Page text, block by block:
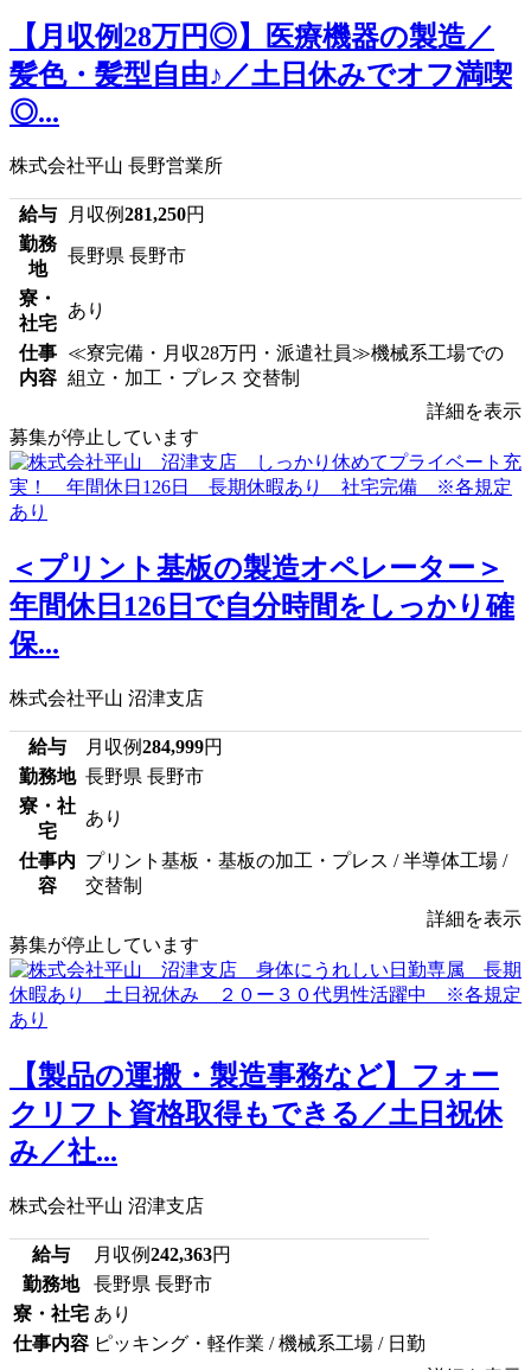
【月収例28万円◎】医療機器の製造／
髪色・髪型自由♪／土日休みでオフ満喫
◎...
株式会社平山 長野営業所
給与 月収例281,250円
勤務
地
長野県 長野市
寮・
社宅
あり
仕事
内容
≪寮完備・月収28万円・派遣社員≫機械系工場での
組立・加工・プレス 交替制
詳細を表示
募集が停止しています
＜プリント基板の製造オペレーター＞
年間休日126日で自分時間をしっかり確
保...
株式会社平山 沼津支店
給与 月収例284,999円
勤務地 長野県 長野市
寮・社
宅
あり
仕事内
容
プリント基板・基板の加工・プレス / 半導体工場 /
交替制
詳細を表示
募集が停止しています
【製品の運搬・製造事務など】フォー
クリフト資格取得もできる／土日祝休
み／社...
株式会社平山 沼津支店
給与 月収例242,363円
勤務地
長野県 長野市
寮・社宅 あり
仕事内容 ピッキング・軽作業 / 機械系工場 / 日勤